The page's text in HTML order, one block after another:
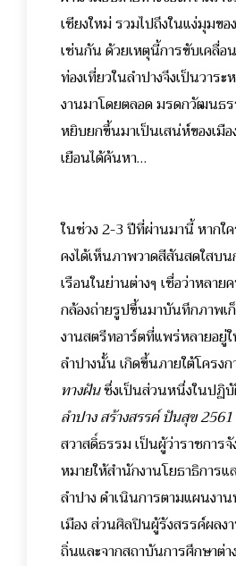
เชียงใหม่ รวมไปถึงในแง่มุมขอ
เช่นกัน ด้วยเหตุนี้การขับเคลื่
ท่องเที่ยวในลำปางจึงเป็นวาร
งานมาโดยตลอด มรดกวัฒนธ
หยิบยกขึ้นมาเป็นเสน่ห์ของเมื
เยือนได้ค้นหา…
ในช่วง 2-3 ปีที่ผ่านมานี้ หากใ
คงได้เห็นภาพวาดสีสันสดใสบ
เรือนในย่านต่างๆ เชื่อว่าหลาย
กล้องถ่ายรูปขึ้นมาบันทึกภาพเ
งานสตรีทอาร์ตที่แพร่หลายอยู่ใ
ลำปางนั้น เกิดขึ้นภายใต้โครงก
ทางฝันซึ่งเป็นส่วนหนึ่งในปฏิบั
ลำปาง สร้างสรรค์ ปันสุข 2561
สวาสดิ์ธรรม เป็นผู้ว่าราชการ
หมายให้สำนักงานโยธาธิการแ
ลำปาง ดำเนินการตามแผนง
เมือง ส่วนศิลปินผู้รังสรรค์ผล
ถิ่นและจากสถาบันการศึกษาต่า